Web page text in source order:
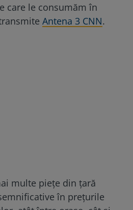
care le consumăm în
Antena 3 CNN.
multe piețe din țară
în prețurile